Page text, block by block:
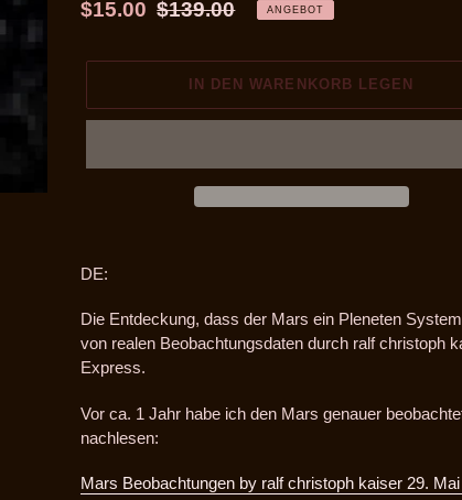
Sonderpreis
$15.00 Normaler
$139.00 ANGEBOT
IN DEN WARENKORB LEGEN
wird
Warenkorb
hinzugefügt
DE:
Die Entdeckung, dass der Mars ein Pleneten
von realen Beobachtungsdaten durch ralf christoph
Express.
Vor ca. 1 Jahr habe ich den Mars genauer
nachlesen:
Mars Beobachtungen by ralf christoph kaiser 29.